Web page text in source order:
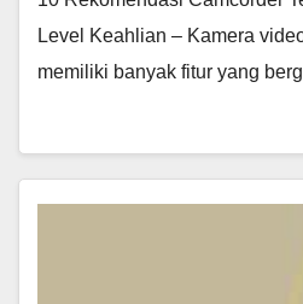
Level Keahlian – Kamera
memiliki banyak fitur yang